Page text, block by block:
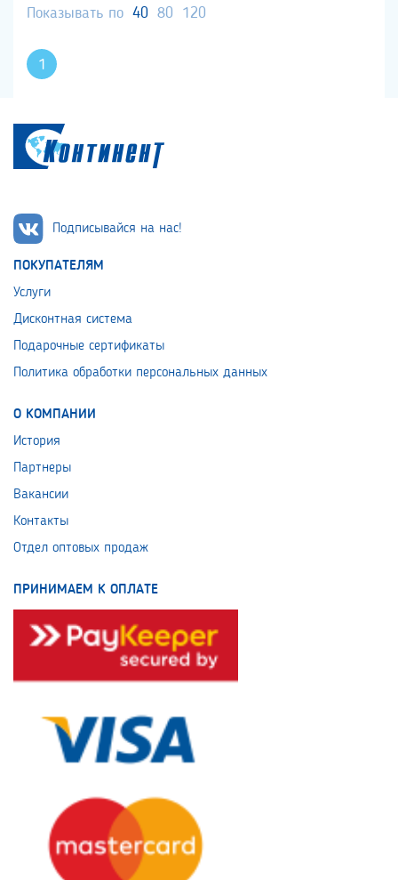
Показывать по 40 80 120
1
Подписывайся на нас!
ПОКУПАТЕЛЯМ
Услуги
Дисконтная система
Подарочные сертификаты
Политика обработки персональных данных
О КОМПАНИИ
История
Партнеры
Вакансии
Контакты
Отдел оптовых продаж
ПРИНИМАЕМ К ОПЛАТЕ